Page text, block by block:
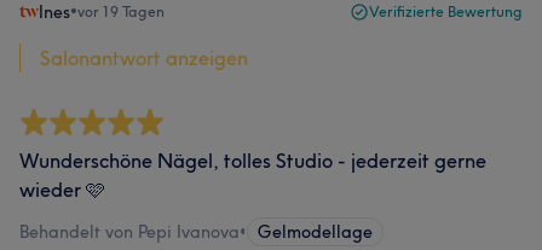
Ines•vor 19 Tagen Verifizierte Bewertung
Salonantwort anzeigen
Wunderschöne Nägel, tolles Studio - jederzeit gerne
wieder 🩷
Behandelt von Pepi Ivanova• Gelmodellage